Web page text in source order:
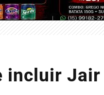
incluir Jair